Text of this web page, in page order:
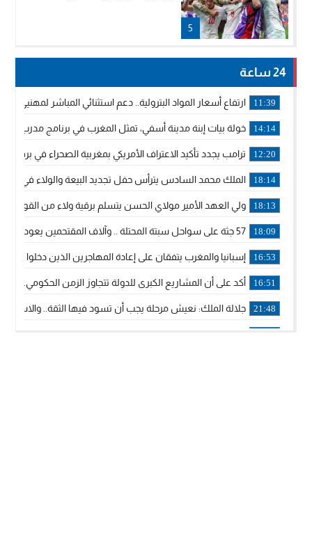
5
24 ساعة
11:39 ارتفاع أسعار المواد البترولية.. دعم استثنائي المباشر لمهنيي
14:14 خولة بيات إبنة مدينة أسفي، تمثل المغرب في برنامج مدرب
12:20 ترامب يجدد تأكيد الاعتراف الأمريكي بمغربية الصحراء في برقية
18:14 الملك محمد السادس يترأس حفل تجديد البيعة والولاء في
18:13 ولي العهد الأمير مولاي الحسن يتسلم برقية ولاء من القوات
18:09 57 جثة على سواحل سبتة المحتلة .. وآلاف المقتحمين يعودون إلى المغرب
16:53 إسبانيا والمغرب يتفقان على إعادة المهاجرين الذين دخلوا سبتة
16:51 أكد على أن المشاريع الكبرى للدولة تتجاوز الزمن الحكومي..
21:48 جلالة الملك: نعيش مرحلة يجب أن تسود فيها الثقة..